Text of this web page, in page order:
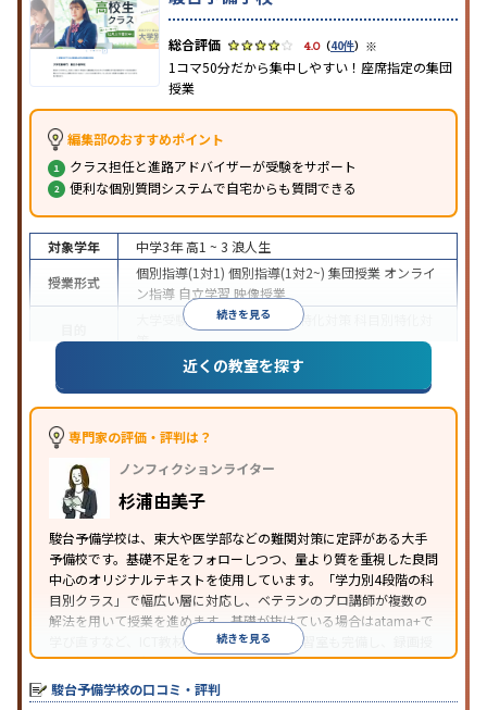
4.0（40件） ※
1コマ50分だから集中しやすい！座席指定の集団
授業
編集部のおすすめポイント
クラス担任と進路アドバイザーが受験をサポート
便利な個別質問システムで自宅からも質問できる
続きを見る
対象学年 中学3年高1 ~ 3 浪人生
授業形式
個別指導(1対1) 個別指導(1対2~) 集団授業 オンライ
ン指導 自立学習映像授業
大学受験 医学部受験 学校別特化対策
策
特徴
特待生・奨学金制度あり授業の振替可能
PC・タブレットを利用オンライン対応1科目から
受講可能季節講習のみの受講可
※2024年6月調査。大学受験塾・予備校のアンケート調査方法
近くの教室を探す
専門家の評価・評判は？
ノンフィクションライター
杉浦由美子
駿台予備学校は、東大や医学部などの難関対策に定評がある大手
予備校です。基礎不足をフォローしつつ、量より質を重視した良問
中心のオリジナルテキストを使用しています。「学力別4段階の科
目別クラス」で幅広い層に対応し、ベテランのプロ講師が複数の
解法を用いて授業を進めます。基礎が抜けている場合はatama+で
学び直すなど、ICT教材・アプリを活用。自習室も完備し、録画授
業の視聴による欠席フォローや、データに基づく進路アドバイス
を行っています。
続きを見る
駿台予備学校の口コミ・評判